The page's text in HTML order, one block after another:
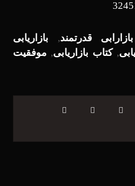
بازارابی قدرتمند, بازاریابی
,کتاب بازاریابی, موفقیت